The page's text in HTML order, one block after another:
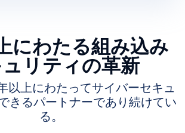
にわたる組み込み
リティの革新
年以上にわたってサイバーセキュ
きるパートナーであり続けてい
る。